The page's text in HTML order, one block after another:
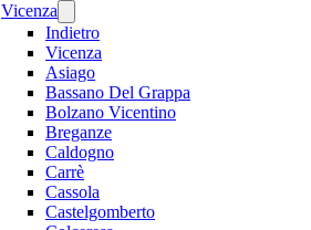
Vicenza
Indietro
Vicenza
Asiago
Bassano Del Grappa
Bolzano Vicentino
Breganze
Caldogno
Carrè
Cassola
Castelgomberto